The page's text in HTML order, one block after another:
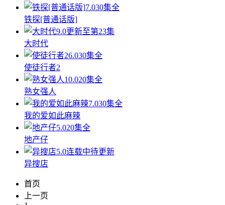
7.030集全
铁探[普通话版]
9.0更新至第23集
大时代
6.030集全
使徒行者2
10.020集全
熟女强人
7.030集全
我的爱如此麻辣
5.020集全
地产仔
5.0连载中待更新
异搜店
首页
上一页